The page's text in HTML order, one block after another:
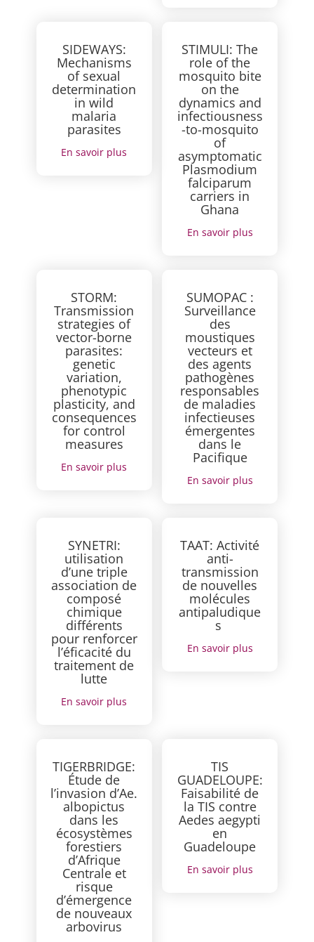
SIDEWAYS:
Mechanisms
of sexual
determination
in wild
malaria
parasites
En savoir plus
STIMULI: The
role of the
mosquito bite
on the
dynamics and
infectiousness
-to-mosquito
of
asymptomatic
Plasmodium
falciparum
carriers in
Ghana
En savoir plus
STORM:
Transmission
strategies of
vector-borne
parasites:
genetic
variation,
phenotypic
plasticity, and
consequences
for control
measures
En savoir plus
SUMOPAC :
Surveillance
des
moustiques
vecteurs et
des agents
pathogènes
responsables
de maladies
infectieuses
émergentes
dans le
Pacifique
En savoir plus
SYNETRI:
utilisation
d’une triple
association de
composé
chimique
différents
pour renforcer
l’éficacité du
traitement de
lutte
En savoir plus
TAAT: Activité
anti-
transmission
de nouvelles
molécules
antipaludique
s
En savoir plus
TIGERBRIDGE:
Étude de
l’invasion d’Ae.
albopictus
dans les
écosystèmes
forestiers
d’Afrique
Centrale et
risque
d’émergence
de nouveaux
arbovirus
TIS
GUADELOUPE:
Faisabilité de
la TIS contre
Aedes aegypti
en
Guadeloupe
En savoir plus